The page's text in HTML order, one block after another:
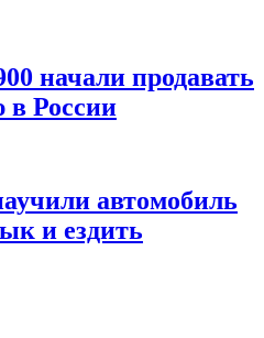
начали продавать
в России
автомобиль
и ездить